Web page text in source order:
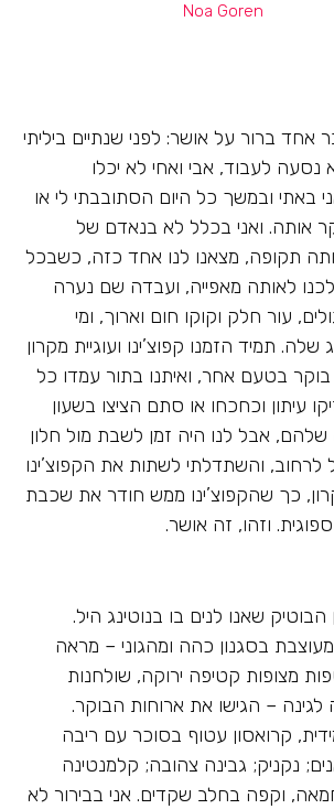
Noa Goren
אחד ברור על אושר: לפני שנתיים ביליתי
נסעה לעבוד, אבי ואחי לא יכלו
באתי ובמשך כל היום הסתובבתי לי או
אותה. ואני בכלל לא בנאדם של
תקופה, מצאנו לנו אחד כזה, כשבכל
לאותה מאפייה, ועבדה שם נערה
עור חלק וקוקו חום וארוך, ומי
תמיד הזמנו קפוצ’ינו ועוגיית מקרון
בטעם אחר, ואיתנו בתור עמדו כל
עיתון וכחכחו או סתם הציצו בשעון
שלהם, אבל לנו היה זמן לשבת מול חלון
לרחוב, והשתדלתי לשתות את הקפוצ’ינו
כך שהקפוצ’ינו ממש חודר את שכבת
וזהו, זה אושר.
שאנו לנים בו בנוטינג היל.
בסגנון כהה ומהגוני – מראה
מצופות קטיפה ירוקה, שולחנות
לגינה – הגישו את ארוחות הבוקר.
קרואסון עטוף בסוכר עם ריבה
נקניק; גבינה צהובה; קלמנטינה
וקפה בחלב שקדים. אני בבירור לא